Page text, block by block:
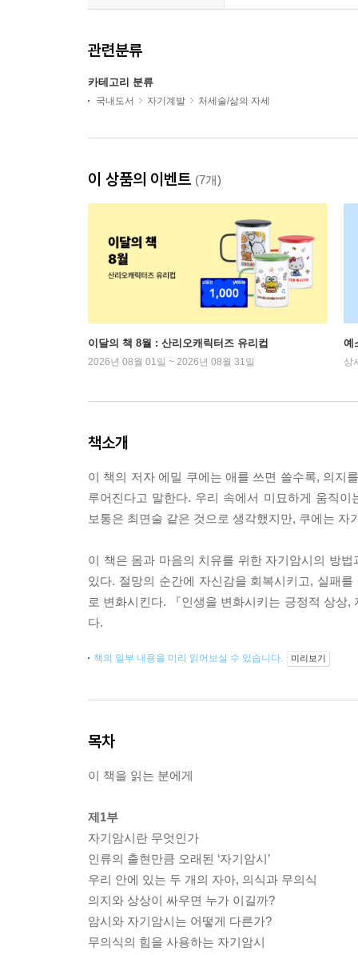
관련분류
카테고리 분류
국내도서 자기계발 처세술/삶의 자세
이 상품의 이벤트 (7개)
이달의 책 8월 : 산리오캐릭터즈 유리컵
2026년 08월 01일 ~ 2026년 08월 31일
예
상
책소개
이 책의 저자 에밀 쿠에는 애를 쓰면 쓸수록, 의지
루어진다고 말한다. 우리 속에서 미묘하게 움직이
보통은 최면술 같은 것으로 생각했지만, 쿠에는 자
이 책은 몸과 마음의 치유를 위한 자기암시의 방
있다. 절망의 순간에 자신감을 회복시키고, 실패
로 변화시킨다. 『인생을 변화시키는 긍정적 상상
다.
책의 일부 내용을 미리 읽어보실 수 있습니다. 미리보기
목차
이 책을 읽는 분에게
제1부
자기암시란 무엇인가
인류의 출현만큼 오래된 ‘자기암시’
우리 안에 있는 두 개의 자아, 의식과 무의식
의지와 상상이 싸우면 누가 이길까?
암시와 자기암시는 어떻게 다른가?
무의식의 힘을 사용하는 자기암시